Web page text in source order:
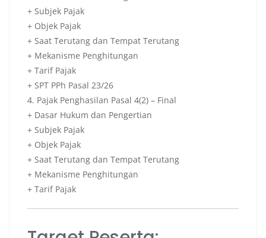
+ Subjek Pajak
+ Objek Pajak
+ Saat Terutang dan Tempat Terutang
+ Mekanisme Penghitungan
+ Tarif Pajak
+ SPT PPh Pasal 23/26
4. Pajak Penghasilan Pasal 4(2) – Final
+ Dasar Hukum dan Pengertian
+ Subjek Pajak
+ Objek Pajak
+ Saat Terutang dan Tempat Terutang
+ Mekanisme Penghitungan
+ Tarif Pajak